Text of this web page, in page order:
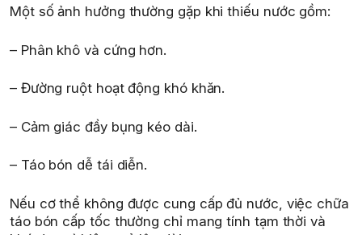
Một số ảnh hưởng thường gặp khi thiếu nước gồm:
– Phân khô và cứng hơn.
– Đường ruột hoạt động khó khăn.
– Cảm giác đầy bụng kéo dài.
– Táo bón dễ tái diễn.
Nếu cơ thể không được cung cấp đủ nước, việc chữa
táo bón cấp tốc thường chỉ mang tính tạm thời và